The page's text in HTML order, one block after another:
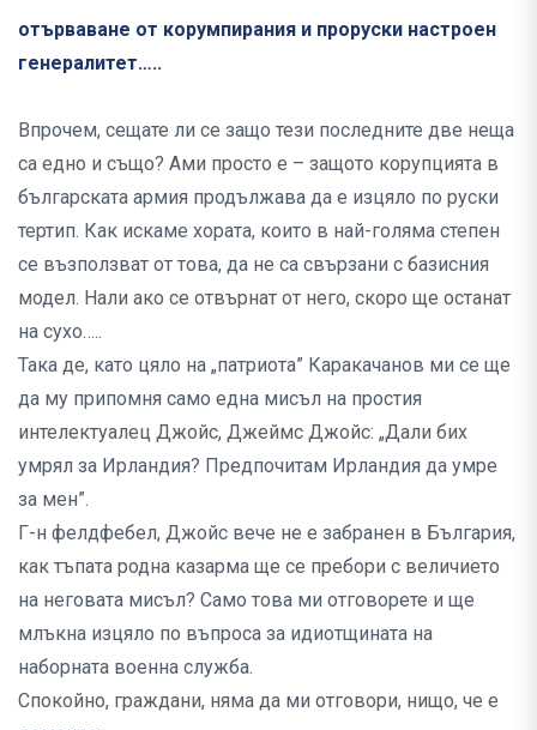
отърваване от корумпирания и проруски настроен
генералитет…..
Впрочем, сещате ли се защо тези последните две неща
са едно и също? Ами просто е – защото корупцията в
българската армия продължава да е изцяло по руски
тертип. Как искаме хората, които в най-голяма степен
се възползват от това, да не са свързани с базисния
модел. Нали ако се отвърнат от него, скоро ще останат
на сухо…..
Така де, като цяло на „патриота” Каракачанов ми се ще
да му припомня само една мисъл на простия
интелектуалец Джойс, Джеймс Джойс: „Дали бих
умрял за Ирландия? Предпочитам Ирландия да умре
за мен”.
Г-н фелдфебел, Джойс вече не е забранен в България,
как тъпата родна казарма ще се пребори с величието
на неговата мисъл? Само това ми отговорете и ще
млъкна изцяло по въпроса за идиотщината на
наборната военна служба.
Спокойно, граждани, няма да ми отговори, нищо, че е